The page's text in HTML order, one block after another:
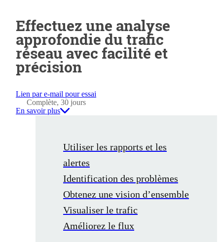
Effectuez une analyse
approfondie du trafic
réseau avec facilité et
précision
Lien par e-mail pour essai
Complète, 30 jours
En savoir plus
Utiliser les rapports et les
alertes
Identification des problèmes
Obtenez une vision d’ensemble
Visualiser le trafic
Améliorez le flux